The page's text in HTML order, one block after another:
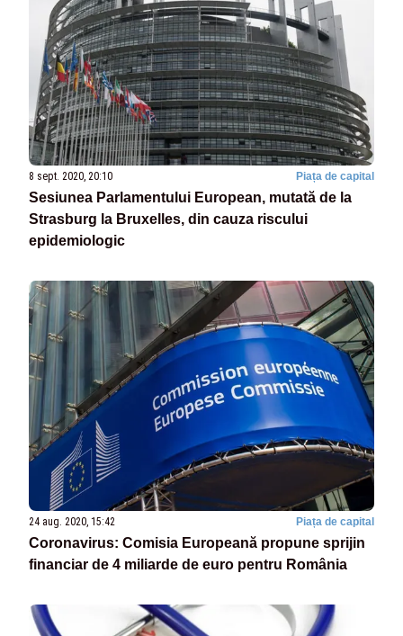
8 sept. 2020, 20:10 Piața de capital
Sesiunea Parlamentului European, mutată de la
Strasburg la Bruxelles, din cauza riscului
epidemiologic
24 aug. 2020, 15:42 Piața de capital
Coronavirus: Comisia Europeană propune sprijin
financiar de 4 miliarde de euro pentru România